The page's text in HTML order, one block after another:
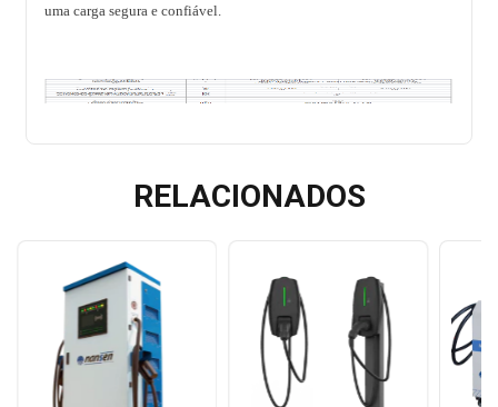
uma carga segura e confiável.
RELACIONADOS